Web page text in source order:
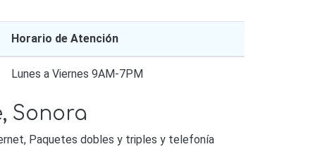
Horario de Atención
Lunes a Viernes 9AM-7PM
Sonora
Paquetes dobles y triples y telefonía